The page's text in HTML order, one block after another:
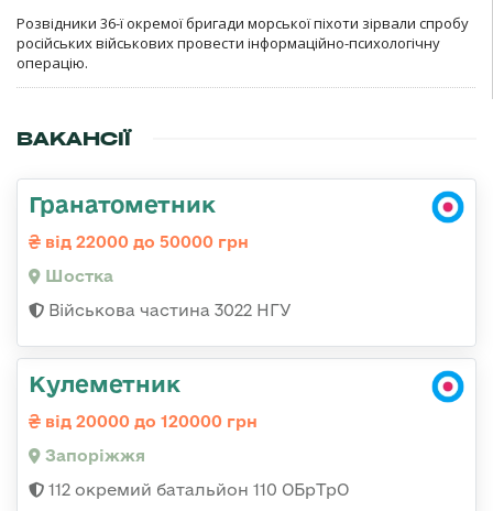
Розвідники 36-ї окремої бригади морської піхоти зірвали спробу
російських військових провести інформаційно-психологічну
операцію.
ВАКАНСІЇ
Гранатометник
від 22000 до 50000 грн
Шостка
Військова частина 3022 НГУ
Кулеметник
від 20000 до 120000 грн
Запоріжжя
112 окремий батальйон 110 ОБрТрО